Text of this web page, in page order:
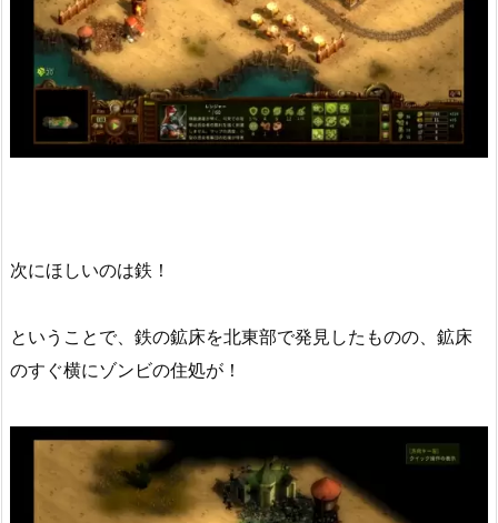
次にほしいのは鉄！
ということで、鉄の鉱床を北東部で発見したものの、鉱床
のすぐ横にゾンビの住処が！